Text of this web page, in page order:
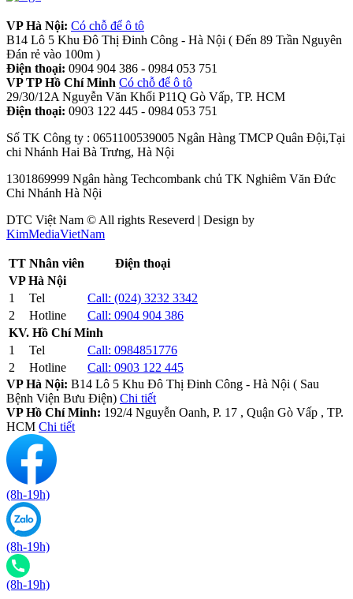
VP Hà Nội: Có chỗ để ô tô
B14 Lô 5 Khu Đô Thị Đinh Công - Hà Nội ( Đến 89 Trần Nguyên
Đán rẻ vào 100m )
Điện thoại: 0904 904 386 - 0984 053 751
VP TP Hồ Chí Minh Có chỗ để ô tô
29/30/12A Nguyễn Văn Khối P11Q Gò Vấp, TP. HCM
Điện thoại: 0903 122 445 - 0984 053 751
Số TK Công ty : 0651100539005 Ngân Hàng TMCP Quân Đội,Tại
chi Nhánh Hai Bà Trưng, Hà Nội
1301869999 Ngân hàng Techcombank chủ TK Nghiêm Văn Đức
Chi Nhánh Hà Nội
DTC Việt Nam © All rights Reseverd | Design by
KimMediaVietNam
TT Nhân viên
Điện thoại
VP Hà Nội
1
Tel Call: (024) 3232 3342
2
Hotline Call: 0904 904 386
KV. Hồ Chí Minh
1
Tel Call: 0984851776
2
Hotline Call: 0903 122 445
VP Hà Nội: B14 Lô 5 Khu Đô Thị Đinh Công - Hà Nội ( Sau
Bệnh Viện Bưu Điện) Chi tiết
VP Hồ Chí Minh: 192/4 Nguyễn Oanh, P. 17 , Quận Gò Vấp , TP.
HCM Chi tiết
(8h-19h)
(8h-19h)
(8h-19h)